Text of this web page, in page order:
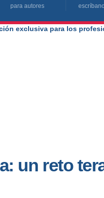
para autores
exclusiva para los
un reto